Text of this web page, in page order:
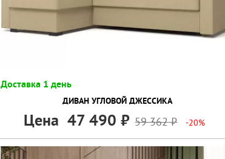
Доставка 1 день
ДИВАН УГЛОВОЙ ДЖЕССИКА
Цена 47 490 59 362 -20%